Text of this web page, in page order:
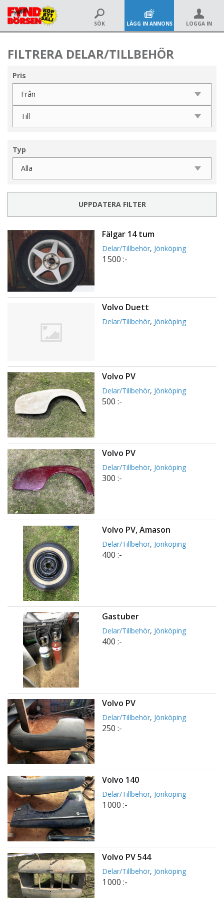
SÖK LÄGG IN ANNONS LOGGA IN
FILTRERA DELAR/TILLBEHÖR
Pris
Typ
UPPDATERA FILTER
Fälgar 14 tum
Delar/Tillbehör, Jönköping
1 500 :-
Volvo Duett
Delar/Tillbehör, Jönköping
Volvo PV
Delar/Tillbehör, Jönköping
500 :-
Volvo PV
Delar/Tillbehör, Jönköping
300 :-
Volvo PV, Amason
Delar/Tillbehör, Jönköping
400 :-
Gastuber
Delar/Tillbehör, Jönköping
400 :-
Volvo PV
Delar/Tillbehör, Jönköping
250 :-
Volvo 140
Delar/Tillbehör, Jönköping
1 000 :-
Volvo PV 544
Delar/Tillbehör, Jönköping
1 000 :-